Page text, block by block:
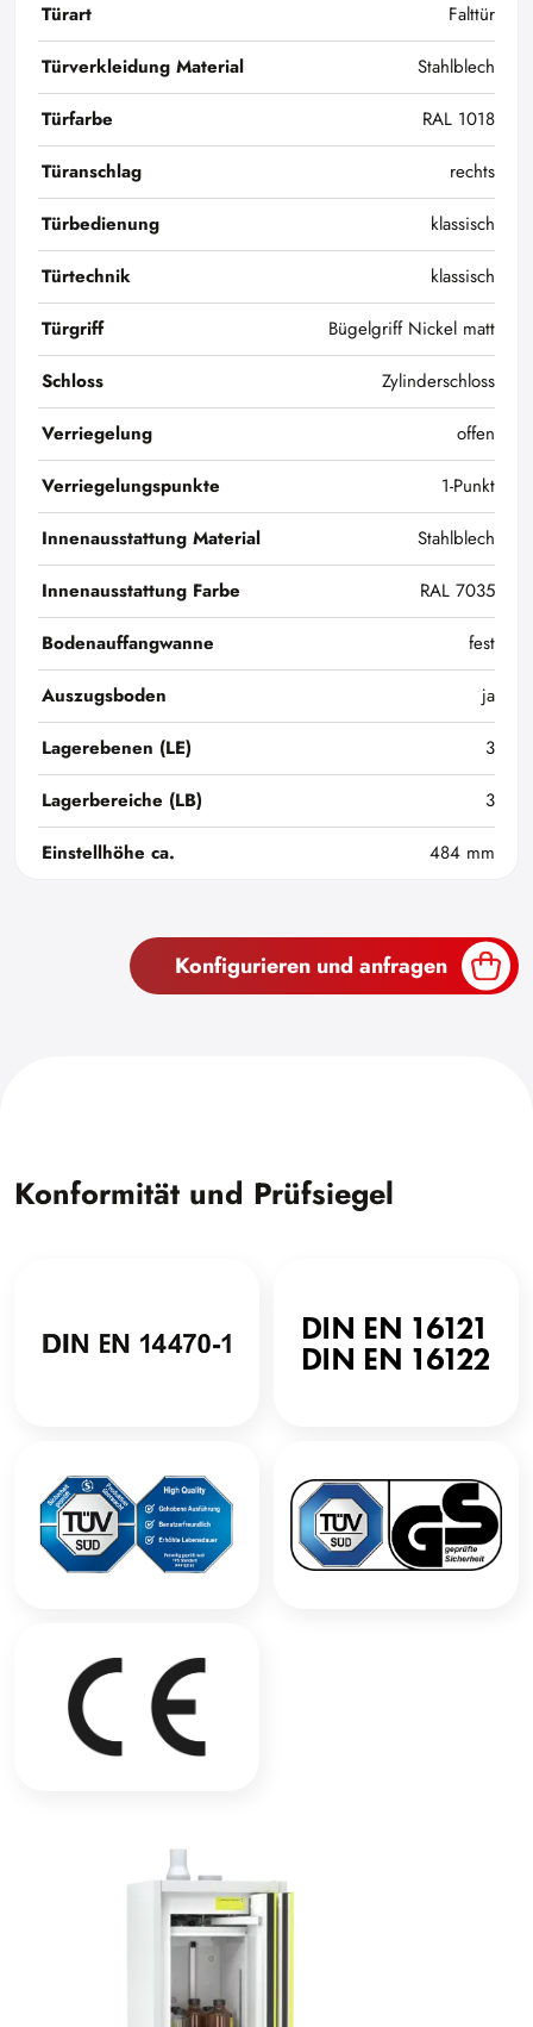
Türart
Falttür
Türverkleidung Material
Stahlblech
Türfarbe
RAL 1018
Türanschlag
rechts
Türbedienung
klassisch
Türtechnik
klassisch
Türgriff
Bügelgriff Nickel matt
Schloss
Zylinderschloss
Verriegelung
offen
Verriegelungspunkte
1-Punkt
Innenausstattung Material
Stahlblech
Innenausstattung Farbe
RAL 7035
Bodenauffangwanne
fest
Auszugsboden
ja
Lagerebenen (LE)
3
Lagerbereiche (LB)
3
Einstellhöhe ca.
484 mm
Konfigurieren und anfragen
Konformität und Prüfsiegel